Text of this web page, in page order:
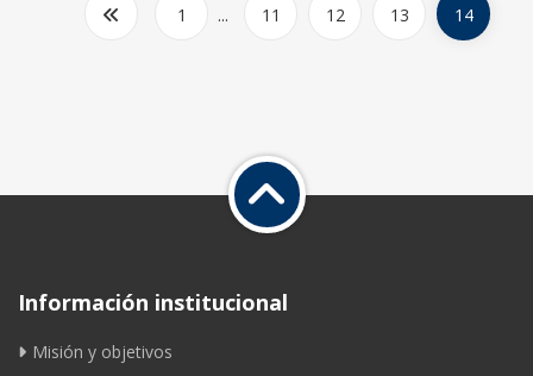
1 ... 11 12 13 14
Información institucional
Misión y objetivos